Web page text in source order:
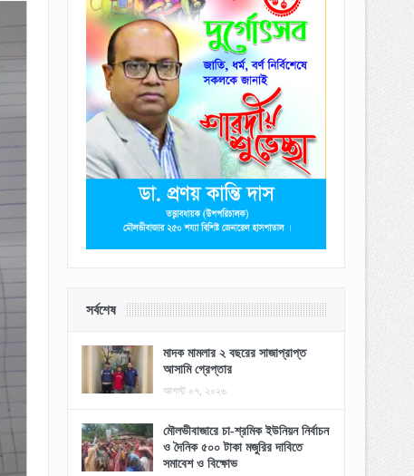
সর্বশেষ
মাদক মামলার ২ বছরের সাজাপ্রাপ্ত
আসামি গ্রেপ্তার
আগস্ট ০৭, ২০২৬
মৌলভীবাজারে চা-শ্রমিক ইউনিয়ন নির্বাচন
ও দৈনিক ৫০০ টাকা মজুরির দাবিতে
সমাবেশ ও বিক্ষোভ